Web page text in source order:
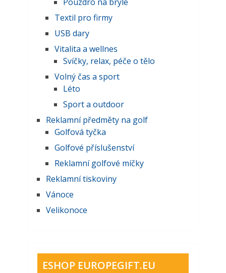
Textil pro firmy
USB dary
Vitalita a wellnes
Svíčky, relax, péče o tělo
Volný čas a sport
Léto
Sport a outdoor
Reklamní předměty na golf
Golfová tyčka
Golfové příslušenství
Reklamní golfové míčky
Reklamní tiskoviny
Vánoce
Velikonoce
ESHOP EUROPEGIFT.EU